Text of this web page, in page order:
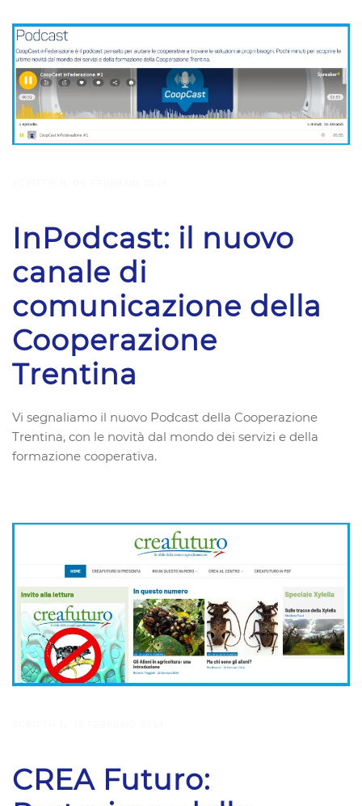
InPodcast: il nuovo
canale di
comunicazione della
Cooperazione
Trentina
Vi segnaliamo il nuovo Podcast della Cooperazione
Trentina, con le novità dal mondo dei servizi e della
formazione cooperativa.
CREA Futuro: